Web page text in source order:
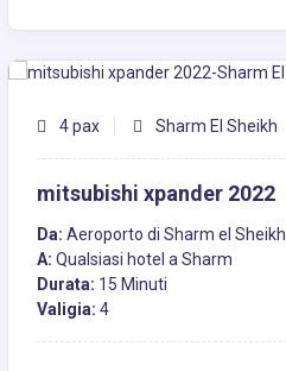
4 pax Sharm El Sheikh
mitsubishi xpander 2022
Da: Aeroporto di Sharm el Sheikh
A: Qualsiasi hotel a Sharm
Durata: 15 Minuti
Valigia: 4